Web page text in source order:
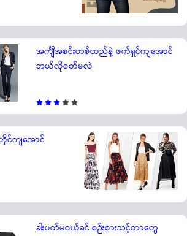
အင်္ကျီအစင်းတစ်ထည်နဲ့ ဖက်ရှင်ကျအောင်
ဘယ်လိုဝတ်မလဲ
ကျအောင်
ခါးပတ်မဝယ်ခင် စဉ်းစားသင့်တာတွေ